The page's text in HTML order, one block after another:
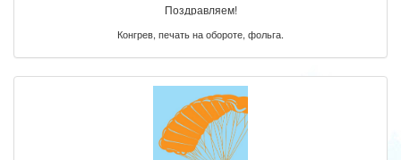
Поздравляем!
Конгрев, печать на обороте, фольга.